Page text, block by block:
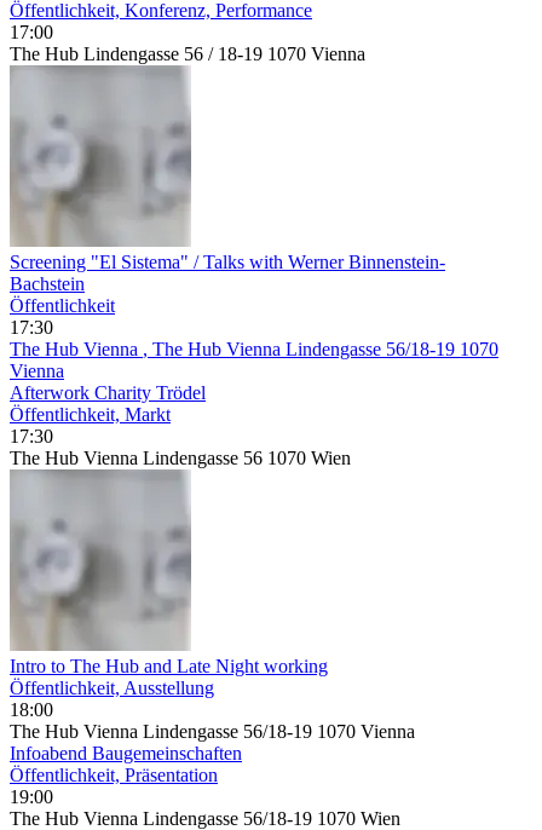
Öffentlichkeit, Konferenz, Performance
17:00
The Hub Lindengasse 56 / 18-19 1070 Vienna
Screening "El Sistema" / Talks with Werner Binnenstein-
Bachstein
Öffentlichkeit
17:30
The Hub Vienna , The Hub Vienna Lindengasse 56/18-19 1070
Vienna
Afterwork Charity Trödel
Öffentlichkeit, Markt
17:30
The Hub Vienna Lindengasse 56 1070 Wien
Intro to The Hub and Late Night working
Öffentlichkeit, Ausstellung
18:00
The Hub Vienna Lindengasse 56/18-19 1070 Vienna
Infoabend Baugemeinschaften
Öffentlichkeit, Präsentation
19:00
The Hub Vienna Lindengasse 56/18-19 1070 Wien